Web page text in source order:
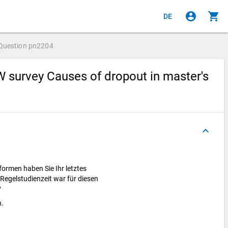
DE account_circle shopping_cart
pn2204
survey Causes of dropout in master's
keyboard_arrow_up
haben Sie Ihr letztes
war für diesen